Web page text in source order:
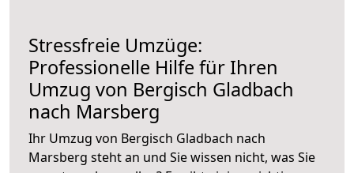
Stressfreie Umzüge:
Professionelle Hilfe für Ihren
Umzug von Bergisch Gladbach
nach Marsberg
Ihr Umzug von Bergisch Gladbach nach
Marsberg steht an und Sie wissen nicht, was Sie